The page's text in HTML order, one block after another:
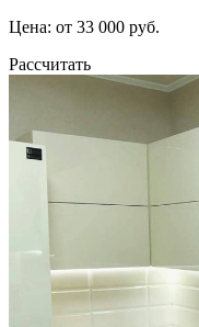
Цена: от 33 000 руб.
Рассчитать